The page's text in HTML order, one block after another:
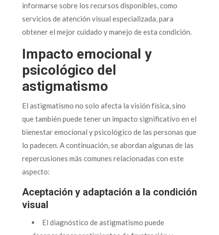
informarse sobre los recursos disponibles, como
servicios de atención visual especializada, para
obtener el mejor cuidado y manejo de esta condición.
Impacto emocional y
psicológico del
astigmatismo
El astigmatismo no solo afecta la visión física, sino
que también puede tener un impacto significativo en el
bienestar emocional y psicológico de las personas que
lo padecen. A continuación, se abordan algunas de las
repercusiones más comunes relacionadas con este
aspecto:
Aceptación y adaptación a la condición
visual
El diagnóstico de astigmatismo puede